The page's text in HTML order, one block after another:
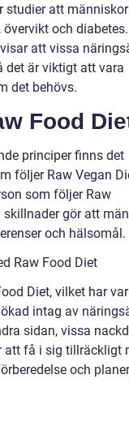
studier att
och
att vissa
det är viktigt att vara
det behövs.
Food
principer finns det
följer Raw Vegan
som följer Raw
gör att
och hälsomål.
Raw Food Diet
Diet, vilket har
intag av
sidan, vissa
att få i sig tillräckligt
och